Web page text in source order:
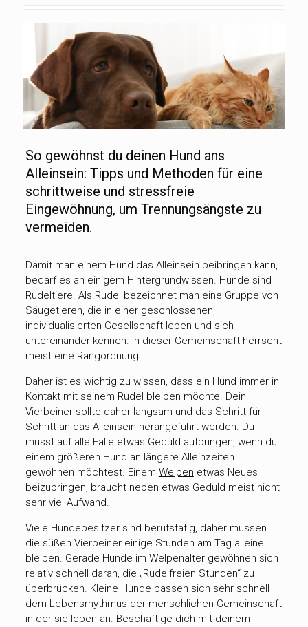
So gewöhnst du deinen Hund ans
Alleinsein: Tipps und Methoden für eine
schrittweise und stressfreie
Eingewöhnung, um Trennungsängste zu
vermeiden.
Damit man einem Hund das Alleinsein beibringen kann,
bedarf es an einigem Hintergrundwissen. Hunde sind
Rudeltiere. Als Rudel bezeichnet man eine Gruppe von
Säugetieren, die in einer geschlossenen,
individualisierten Gesellschaft leben und sich
untereinander kennen. In dieser Gemeinschaft herrscht
meist eine Rangordnung.
Daher ist es wichtig zu wissen, dass ein Hund immer in
Kontakt mit seinem Rudel bleiben möchte. Dein
Vierbeiner sollte daher langsam und das Schritt für
Schritt an das Alleinsein herangeführt werden. Du
musst auf alle Fälle etwas Geduld aufbringen, wenn du
einem größeren Hund an längere Alleinzeiten
gewöhnen möchtest. Einem Welpen etwas Neues
beizubringen, braucht neben etwas Geduld meist nicht
sehr viel Aufwand.
Viele Hundebesitzer sind berufstätig, daher müssen
die süßen Vierbeiner einige Stunden am Tag alleine
bleiben. Gerade Hunde im Welpenalter gewöhnen sich
relativ schnell daran, die „Rudelfreien Stunden“ zu
überbrücken. Kleine Hunde passen sich sehr schnell
dem Lebensrhythmus der menschlichen Gemeinschaft
in der sie leben an. Beschäftige dich mit deinem